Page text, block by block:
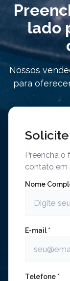
lado
Nossos
para
Preencha o
contato em
Nome
E-mail *
Telefone *